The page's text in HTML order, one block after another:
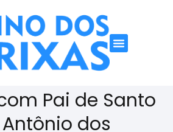
Pai de Santo
dos